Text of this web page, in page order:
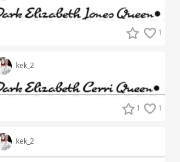
1
kek_2
1 1
kek_2